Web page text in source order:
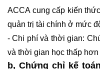
ACCA cung cấp kiến
quản trị tài chính ở mức
- Chi phí và thời gian:
và thời gian học thấp
b, Chứng chỉ kế